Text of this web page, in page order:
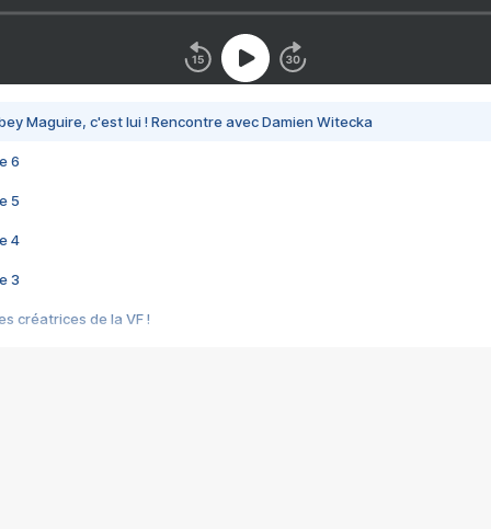
Maguire, c'est lui ! Rencontre avec Damien Witecka
6
5
4
3
créatrices de la VF !